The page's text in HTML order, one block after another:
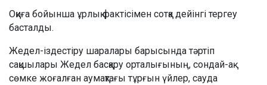
Оқиға бойынша ұрлық фактісімен сотқа дейінгі тергеу
басталды.
Жедел-іздестіру шаралары барысында тәртіп
сақшылары Жедел басқару орталығының, сондай-ақ
сөмке жоғалған аумақтағы тұрғын үйлер, сауда